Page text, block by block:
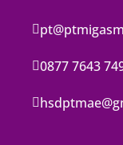
0877 7643